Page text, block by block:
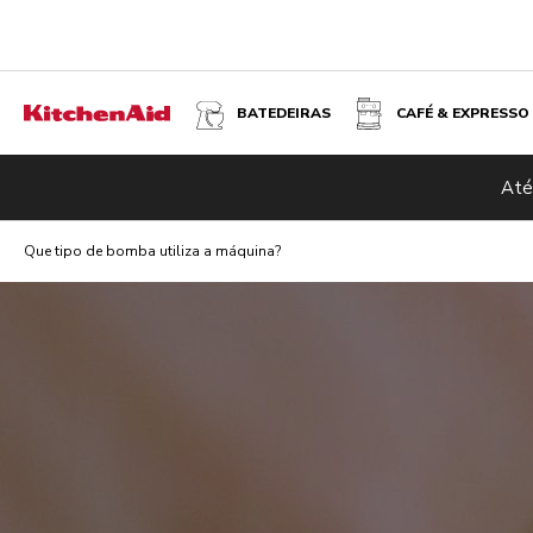
BATEDEIRAS CAFÉ & EXPRESSO
Que tipo de bomba utiliza a máquina?